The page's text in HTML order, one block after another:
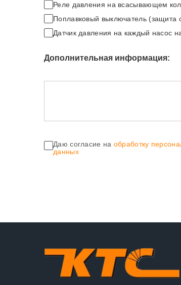
Реле давления на всасывающем
Поплавковый выключатель (защита
Датчик давления на каждый насос
Дополнительная информация:
Даю согласие на обработку
данных